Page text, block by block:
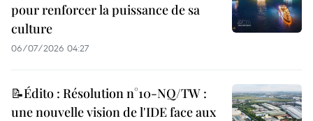
pour renforcer la puissance de sa
culture
06/07/2026 04:27
📝Édito : Résolution n°10-NQ/TW :
une nouvelle vision de l'IDE face aux